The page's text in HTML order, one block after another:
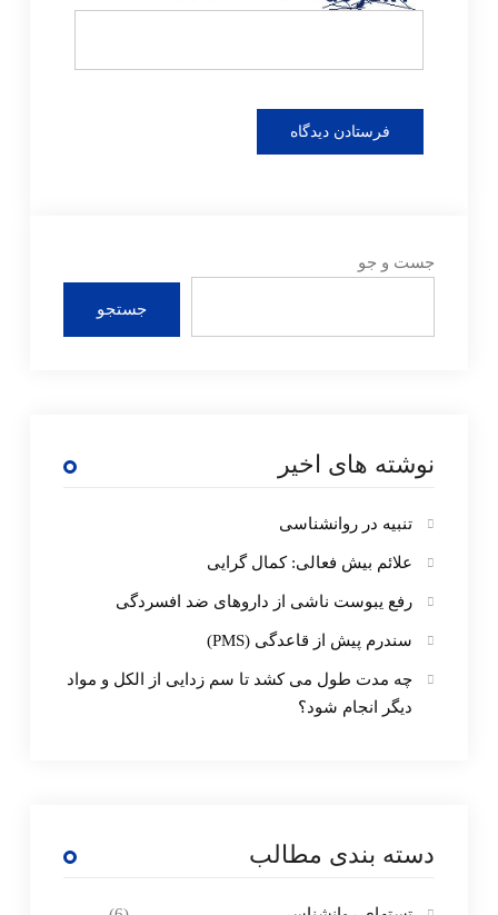
جست و جو
جستجو
نوشته های اخیر
تنبیه در روانشناسی
علائم بیش فعالی: کمال گرایی
رفع یبوست ناشی از داروهای ضد افسردگی
سندرم پیش از قاعدگی (PMS)
چه مدت طول می کشد تا سم زدایی از الکل و مواد
دیگر انجام شود؟
دسته بندی مطالب